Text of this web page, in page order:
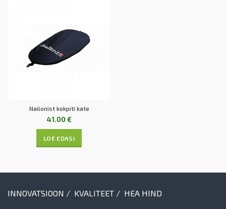
Nailonist kokpiti kate
41.00 €
LOE EDASI
INNOVATSIOON / KVALITEET / HEA HIND